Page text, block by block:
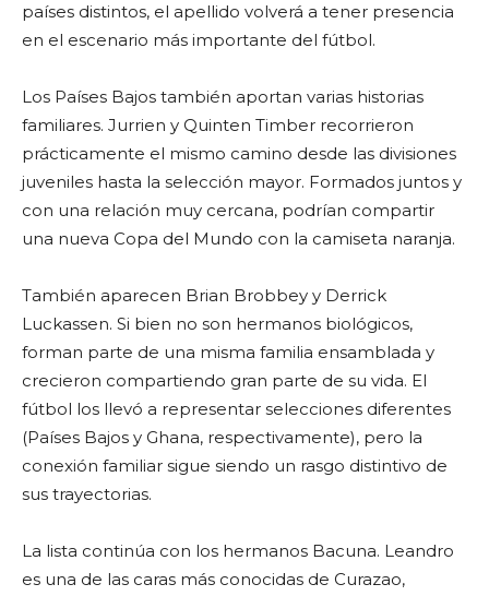
países distintos, el apellido volverá a tener presencia
en el escenario más importante del fútbol.
Los Países Bajos también aportan varias historias
familiares. Jurrien y Quinten Timber recorrieron
prácticamente el mismo camino desde las divisiones
juveniles hasta la selección mayor. Formados juntos y
con una relación muy cercana, podrían compartir
una nueva Copa del Mundo con la camiseta naranja.
También aparecen Brian Brobbey y Derrick
Luckassen. Si bien no son hermanos biológicos,
forman parte de una misma familia ensamblada y
crecieron compartiendo gran parte de su vida. El
fútbol los llevó a representar selecciones diferentes
(Países Bajos y Ghana, respectivamente), pero la
conexión familiar sigue siendo un rasgo distintivo de
sus trayectorias.
La lista continúa con los hermanos Bacuna. Leandro
es una de las caras más conocidas de Curazao,